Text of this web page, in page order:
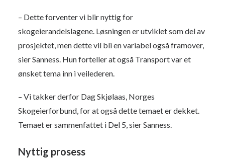
– Dette forventer vi blir nyttig for
skogeierandelslagene. Løsningen er utviklet som del av
prosjektet, men dette vil bli en variabel også framover,
sier Sanness. Hun forteller at også Transport var et
ønsket tema inn i veilederen.
– Vi takker derfor Dag Skjølaas, Norges
Skogeierforbund, for at også dette temaet er dekket.
Temaet er sammenfattet i Del 5, sier Sanness.
Nyttig prosess